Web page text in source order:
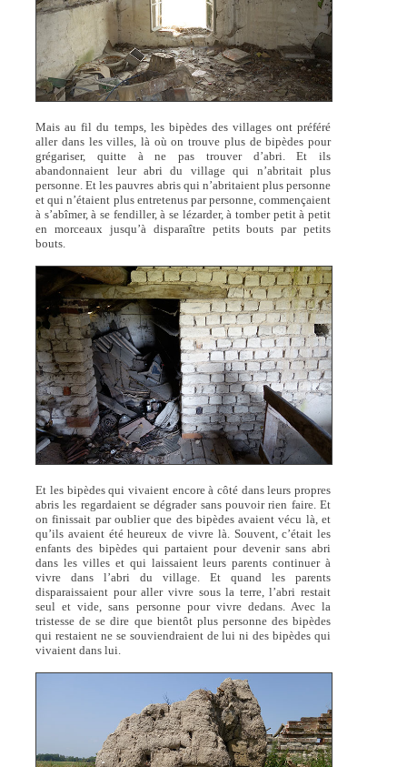
Mais au fil du temps, les bipèdes des villages ont préféré
aller dans les villes, là où on trouve plus de bipèdes pour
grégariser, quitte à ne pas trouver d’abri. Et ils
abandonnaient leur abri du village qui n’abritait plus
personne. Et les pauvres abris qui n’abritaient plus personne
et qui n’étaient plus entretenus par personne, commençaient
à s’abîmer, à se fendiller, à se lézarder, à tomber petit à petit
en morceaux jusqu’à disparaître petits bouts par petits
bouts.
Et les bipèdes qui vivaient encore à côté dans leurs propres
abris les regardaient se dégrader sans pouvoir rien faire. Et
on finissait par oublier que des bipèdes avaient vécu là, et
qu’ils avaient été heureux de vivre là. Souvent, c’était les
enfants des bipèdes qui partaient pour devenir sans abri
dans les villes et qui laissaient leurs parents continuer à
vivre dans l’abri du village. Et quand les parents
disparaissaient pour aller vivre sous la terre, l’abri restait
seul et vide, sans personne pour vivre dedans. Avec la
tristesse de se dire que bientôt plus personne des bipèdes
qui restaient ne se souviendraient de lui ni des bipèdes qui
vivaient dans lui.